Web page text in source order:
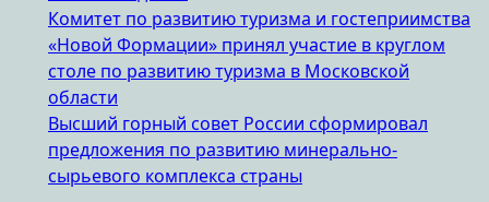
Комитет по развитию туризма и гостеприимства
«Новой Формации» принял участие в круглом
столе по развитию туризма в Московской
области
Высший горный совет России сформировал
предложения по развитию минерально-
сырьевого комплекса страны